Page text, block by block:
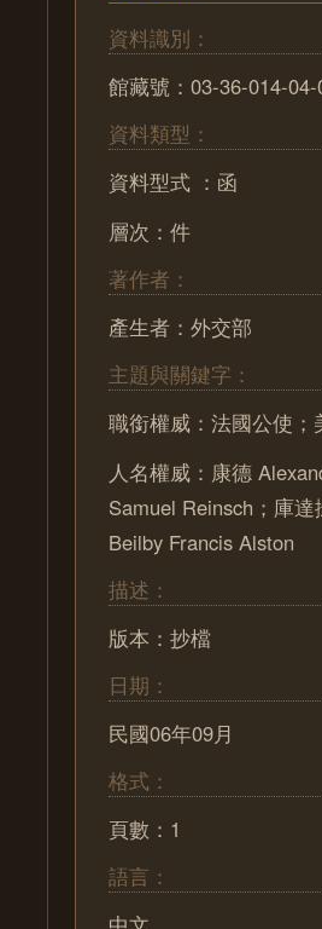
資料識別：
館藏號：03-36-014-04-
資料類型：
資料型式 ：函
層次：件
著作者：
產生者：外交部
主題與關鍵字：
職銜權威：法國公使
人名權威：康德
Samuel Reinsch；庫
Beilby Francis Alston
描述：
版本：抄檔
日期：
民國06年09月
格式：
頁數：1
語言：